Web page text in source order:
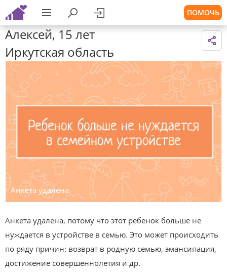
ПОМОЧЬ
Алексей, 15 лет
Иркутская область
Анкета удалена.
Анкета удалена, потому что этот ребенок больше не
нуждается в устройстве в семью. Это может происходить
по ряду причин: возврат в родную семью, эмансипация,
достижение совершеннолетия и др.